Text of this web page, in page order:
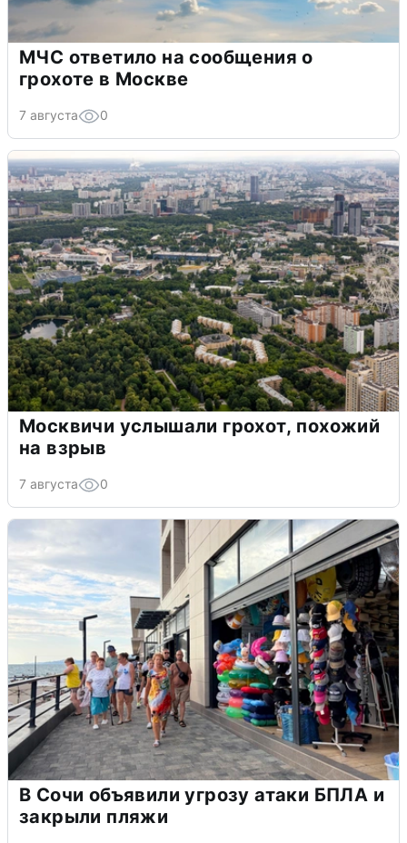
МЧС ответило на сообщения о
грохоте в Москве
7 августа 0
Москвичи услышали грохот, похожий
на взрыв
7 августа 0
В Сочи объявили угрозу атаки БПЛА и
закрыли пляжи